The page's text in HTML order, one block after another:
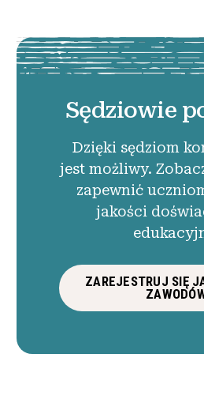
Sędziowie
Dzięki sędziom
jest możliwy.
zapewnić
jakości
ZAREJESTRUJ SIĘ